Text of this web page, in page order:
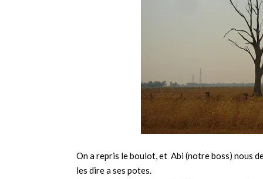
On a repris le boulot, et Abi (notre boss) nous
les dire a ses potes.